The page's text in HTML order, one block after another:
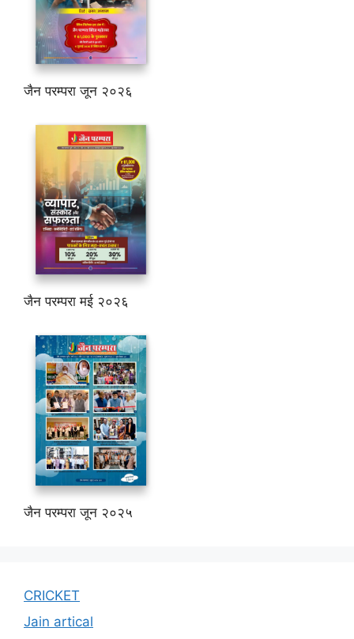
जैन परम्परा जून २०२६
जैन परम्परा मई २०२६
जैन परम्परा जून २०२५
CRICKET
Jain artical